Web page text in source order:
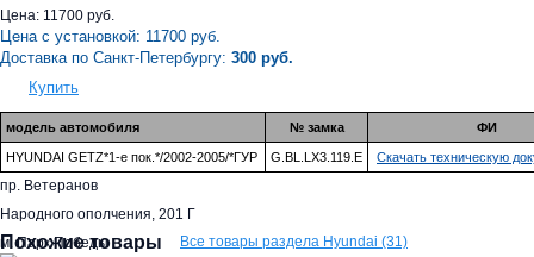
Цена: 11700 руб.
Цена с установкой: 11700 руб.
Доставка по Санкт-Петербургу: 300 руб.
Купить
модель автомобиля № замка ФИ
HYUNDAI GETZ*1-е пок.*/2002-2005/*ГУР G.BL.LX3.119.E Скачать техническую
Похожие товары Все товары раздела Hyundai (31)
пр. Ветеранов
Народного ополчения, 201 Г
м. Парк Победы